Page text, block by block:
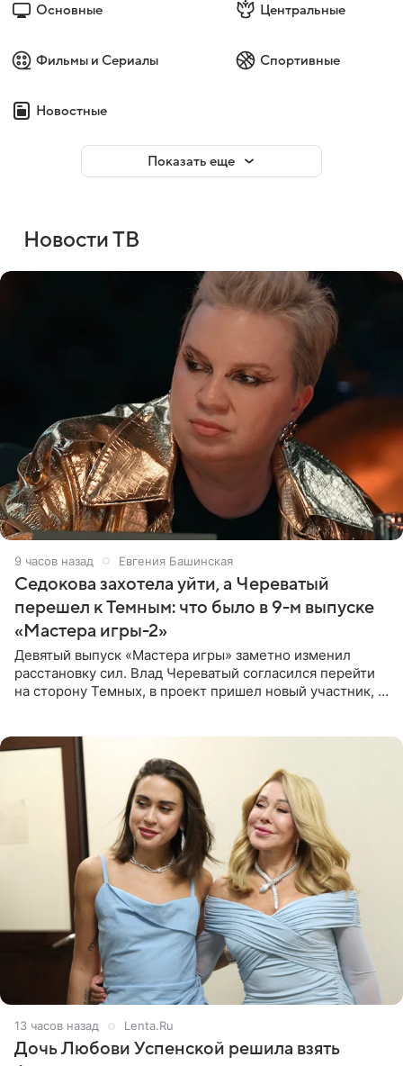
Основные Центральные
Фильмы и Сериалы Спортивные
Новостные
Показать еще
Новости ТВ
9 часов назад Евгения Башинская
Седокова захотела уйти, а Череватый
перешел к Темным: что было в 9-м выпуске
«Мастера игры-2»
Девятый выпуск «Мастера игры» заметно изменил
расстановку сил. Влад Череватый согласился перейти
на сторону Темных, в проект пришел новый участник, а
13 часов назад Lenta.Ru
Дочь Любови Успенской решила взять